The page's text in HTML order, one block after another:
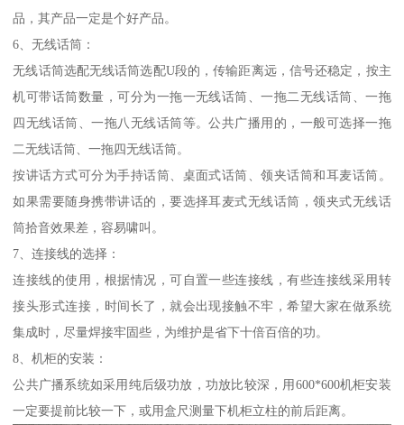
品，其产品一定是个好产品。
6、无线话筒：
无线话筒选配无线话筒选配U段的，传输距离远，信号还稳定，按主
机可带话筒数量，可分为一拖一无线话筒、一拖二无线话筒、一拖
四无线话筒、一拖八无线话筒等。公共广播用的，一般可选择一拖
二无线话筒、一拖四无线话筒。
按讲话方式可分为手持话筒、桌面式话筒、领夹话筒和耳麦话筒。
如果需要随身携带讲话的，要选择耳麦式无线话筒，领夹式无线话
筒拾音效果差，容易啸叫。
7、连接线的选择：
连接线的使用，根据情况，可自置一些连接线，有些连接线采用转
接头形式连接，时间长了，就会出现接触不牢，希望大家在做系统
集成时，尽量焊接牢固些，为维护是省下十倍百倍的功。
8、机柜的安装：
公共广播系统如采用纯后级功放，功放比较深，用600*600机柜安装
一定要提前比较一下，或用盒尺测量下机柜立柱的前后距离。